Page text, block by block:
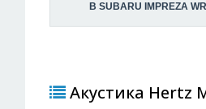
В SUBARU IMPREZA
Акустика Hertz